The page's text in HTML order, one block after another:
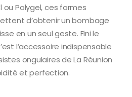
ou Polygel, ces formes
d’obtenir un bombage
en un seul geste. Fini le
l’accessoire indispensable
ongulaires de La Réunion
et perfection.